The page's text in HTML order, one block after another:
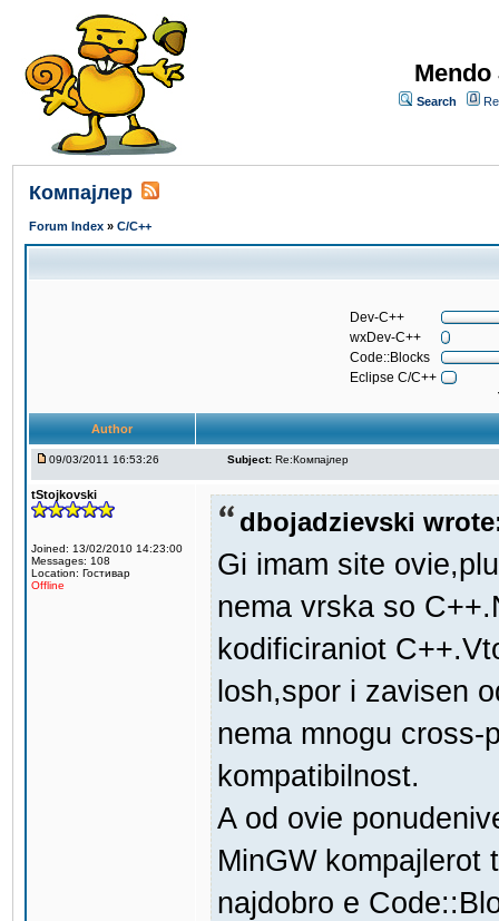
Search
Компајлер
Forum Index » C/C++
Dev-C++
wxDev-C++
Code::Blocks
Eclipse C/C++
Author
09/03/2011 16:53:26 Subject: Re:Компајлер
tStojkovski
Joined: 13/02/2010 14:23:00
Messages: 108
Location: Гостивар
Offline
dbojadzievski
Gi imam site
nema vrska so
kodificiraniot
losh,spor i zavisen
nema mnogu cross-
kompatibilnost.
A od ovie
MinGW kompajlerot
najdobro e